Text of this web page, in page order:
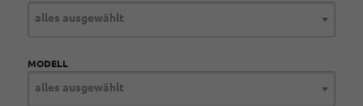
alles ausgewählt
MODELL
alles ausgewählt